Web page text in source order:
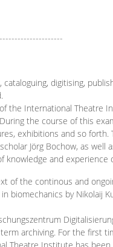
digitising,
the International Theatre
the course of this
exhibitions and so forth.
Jörg Bochow, as well
and experience
of the continous and
biomechanics by Nikolaij
archiving. For the first